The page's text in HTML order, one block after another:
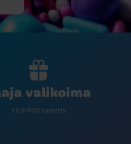
valikoima
Yli 9 000 tuotetta